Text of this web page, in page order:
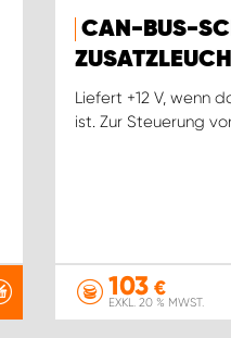
CAN-BUS-
Liefert +12 V, wenn
ist. Zur Steuerung
103€
EXKL. 20 % MWST.